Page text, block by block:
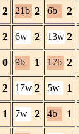
2 21b 2 6b 2
2 6w 2 13w 2
0 9b 1 17b 2
2 17w 2 5w 1
1 7w 2 4b 1